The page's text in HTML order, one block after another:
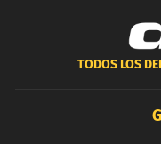
TODOS LOS